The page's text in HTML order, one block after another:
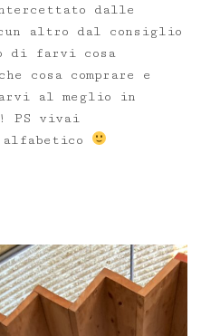
dalle
altro dal consiglio
di farvi cosa
cosa comprare e
al meglio in
PS vivai
alfabetico